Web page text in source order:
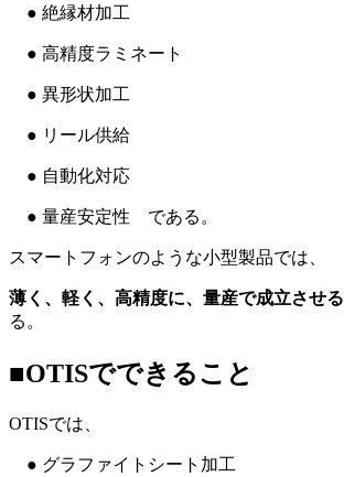
● 絶縁材加工
● 高精度ラミネート
● 異形状加工
● リール供給
● 自動化対応
● 量産安定性 である。
スマートフォンのような小型製品では、
薄く、軽く、高精度に、量産で成立させる
る。
■OTISでできること
OTISでは、
● グラファイトシート加工